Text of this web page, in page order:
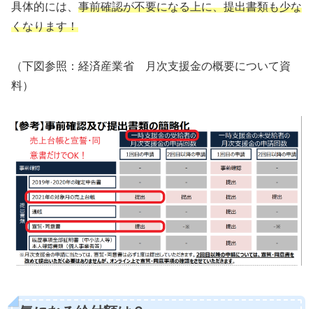
具体的には、 事前確認が不要になる上に、提出書類も少な
くなります！
（下図参照：経済産業省 月次支援金の概要について資
料）